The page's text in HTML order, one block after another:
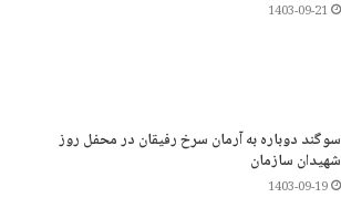
1403-09-21
سوگند دوباره به آرمان سرخ رفیقان در محفل روز
شهیدان سازمان
1403-09-19